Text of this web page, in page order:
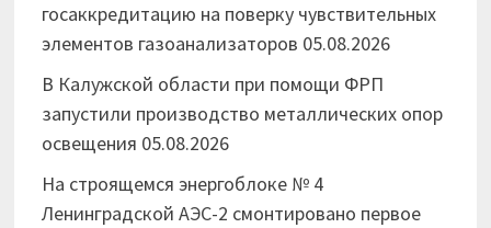
госаккредитацию на поверку чувствительных
элементов газоанализаторов 05.08.2026
В Калужской области при помощи ФРП
запустили производство металлических опор
освещения 05.08.2026
На строящемся энергоблоке № 4
Ленинградской АЭС-2 смонтировано первое